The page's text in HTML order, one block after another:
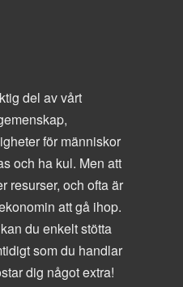
del av vårt
för människor
och ha kul. Men att
resurser, och ofta är
att gå ihop.
du enkelt stötta
som du handlar
dig något extra!